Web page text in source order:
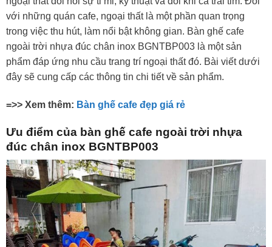
với những quán cafe, ngoại thất là một phần quan trọng
trong việc thu hút, làm nổi bật không gian. Bàn ghế cafe
ngoài trời nhựa đúc chân inox BGNTBP003 là một sản
phẩm đáp ứng nhu cầu trang trí ngoại thất đó. Bài viết dưới
đây sẽ cung cấp các thông tin chi tiết về sản phẩm.
=>> Xem thêm: Bàn ghế cafe đẹp giá rẻ
Ưu điểm của bàn ghế cafe ngoài trời nhựa
đúc chân inox BGNTBP003